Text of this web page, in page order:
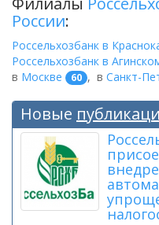
России:
Россельхозбанк в
Россельхозбанк в
в Москве 60 , в Санкт-
Новые